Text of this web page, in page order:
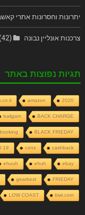
יתרונות וחסרונות אתרי
צרכנות אונליין נבונה (42)
תגיות נפוצות באתר
2020
amazon
BACK CHARGE
baligam
BLACK FRIEDAY
booking
cashback
cons
19
ebay
ehuh
ehuuh
FRIEDAY
gearbest
kiwi.com
LOW COAST